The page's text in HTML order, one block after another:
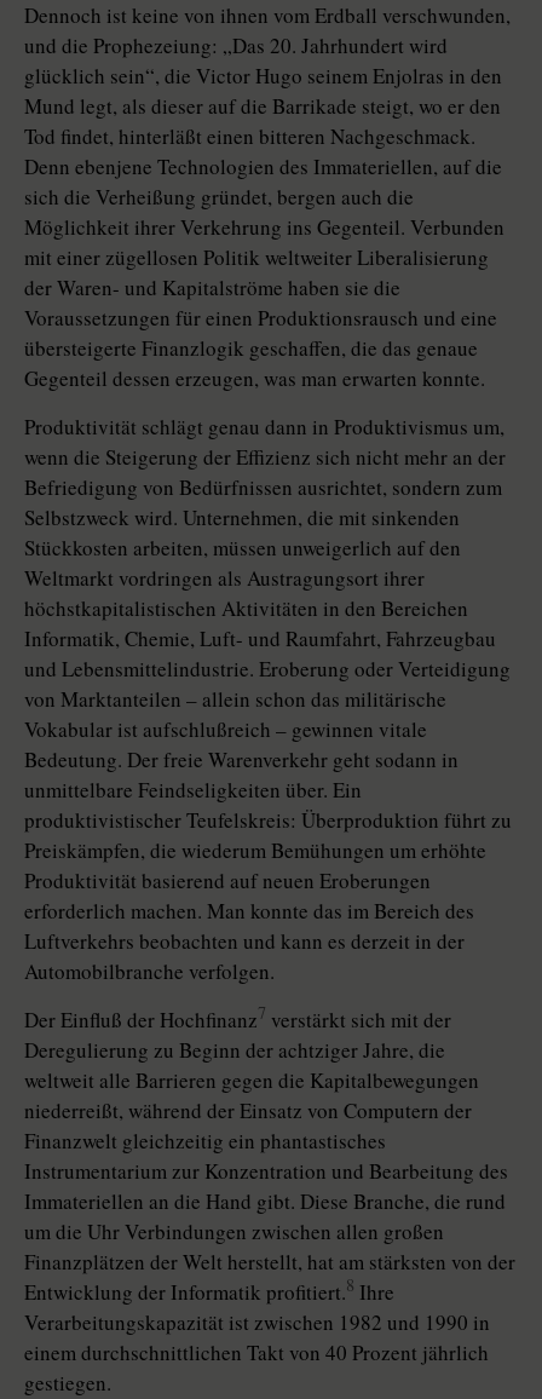
Dennoch ist keine von ihnen vom Erdball verschwunden,
und die Prophezeiung: „Das 20. Jahrhundert wird
glücklich sein“, die Victor Hugo seinem Enjolras in den
Mund legt, als dieser auf die Barrikade steigt, wo er den
Tod findet, hinterläßt einen bitteren Nachgeschmack.
Denn ebenjene Technologien des Immateriellen, auf die
sich die Verheißung gründet, bergen auch die
Möglichkeit ihrer Verkehrung ins Gegenteil. Verbunden
mit einer zügellosen Politik weltweiter Liberalisierung
der Waren- und Kapitalströme haben sie die
Voraussetzungen für einen Produktionsrausch und eine
übersteigerte Finanzlogik geschaffen, die das genaue
Gegenteil dessen erzeugen, was man erwarten konnte.
Produktivität schlägt genau dann in Produktivismus um,
wenn die Steigerung der Effizienz sich nicht mehr an der
Befriedigung von Bedürfnissen ausrichtet, sondern zum
Selbstzweck wird. Unternehmen, die mit sinkenden
Stückkosten arbeiten, müssen unweigerlich auf den
Weltmarkt vordringen als Austragungsort ihrer
höchstkapitalistischen Aktivitäten in den Bereichen
Informatik, Chemie, Luft- und Raumfahrt, Fahrzeugbau
und Lebensmittelindustrie. Eroberung oder Verteidigung
von Marktanteilen – allein schon das militärische
Vokabular ist aufschlußreich – gewinnen vitale
Bedeutung. Der freie Warenverkehr geht sodann in
unmittelbare Feindseligkeiten über. Ein
produktivistischer Teufelskreis: Überproduktion führt zu
Preiskämpfen, die wiederum Bemühungen um erhöhte
Produktivität basierend auf neuen Eroberungen
erforderlich machen. Man konnte das im Bereich des
Luftverkehrs beobachten und kann es derzeit in der
Automobilbranche verfolgen.
Der Einfluß der Hochfinanz7 verstärkt sich mit der
Deregulierung zu Beginn der achtziger Jahre, die
weltweit alle Barrieren gegen die Kapitalbewegungen
niederreißt, während der Einsatz von Computern der
Finanzwelt gleichzeitig ein phantastisches
Instrumentarium zur Konzentration und Bearbeitung des
Immateriellen an die Hand gibt. Diese Branche, die rund
um die Uhr Verbindungen zwischen allen großen
Finanzplätzen der Welt herstellt, hat am stärksten von der
Entwicklung der Informatik profitiert.8 Ihre
Verarbeitungskapazität ist zwischen 1982 und 1990 in
einem durchschnittlichen Takt von 40 Prozent jährlich
gestiegen.